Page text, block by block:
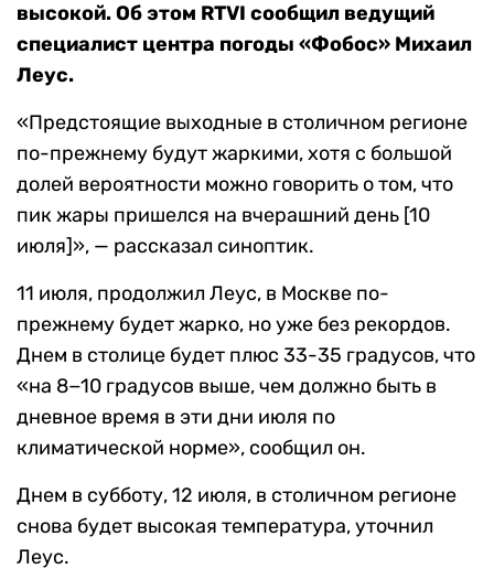
высокой. Об этом RTVI сообщил ведущий
специалист центра погоды «Фобос» Михаил
Леус.
«Предстоящие выходные в столичном регионе
по-прежнему будут жаркими, хотя с большой
долей вероятности можно говорить о том, что
пик жары пришелся на вчерашний день [10
июля]», — рассказал синоптик.
11 июля, продолжил Леус, в Москве по-
прежнему будет жарко, но уже без рекордов.
Днем в столице будет плюс 33-35 градусов, что
«на 8−10 градусов выше, чем должно быть в
дневное время в эти дни июля по
климатической норме», сообщил он.
Днем в субботу, 12 июля, в столичном регионе
снова будет высокая температура, уточнил
Леус.